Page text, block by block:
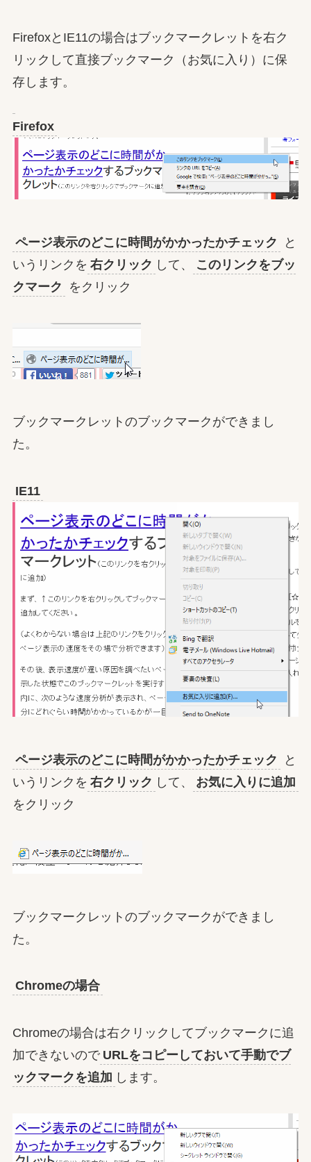
FirefoxとIE11の場合はブックマークレットを右ク
リックして直接ブックマーク（お気に入り）に保
存します。
Firefox
ページ表示のどこに時間がかかったかチェック
と
いうリンクを 右クリック して、
このリンクをブッ
クマーク
をクリック
ブックマークレットのブックマークができまし
た。
IE11
ページ表示のどこに時間がかかったかチェック
と
いうリンクを 右クリック して、
お気に入りに追加
をクリック
ブックマークレットのブックマークができまし
た。
Chromeの場合
Chromeの場合は右クリックしてブックマークに追
加できないので URLをコピーしておいて手動でブ
ックマークを追加 します。